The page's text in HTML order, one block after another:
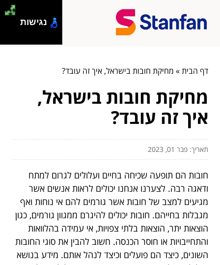
דף הבית» מחיקת חובות בישראל, איך זה עובד?
מחיקת חובות בישראל,
איך זה עובד?
תאריך: פבר 01, 2023
חובות הם תופעה שכיחה בחיים ועלולים לגרום למתח
ודאגה רבה. לצערנו אנחנו יכולים לראות אנשים אשר
מגיעים למצב של חובות אשר גורמים להם אי נוחות ואף
מגבלות בחייהם. חובות יכולים להיגרם ממגוון גורמים, כגון
הוצאות יתר, הוצאות בלתי צפויות, אי עמידה בהלוואות
והתחייבויות או חוסר הכנסה. חשוב להבין את סוגי החובות
השונים, כיצד הם פועלים וכיצד לנהל אותם. מידע בנושא
נגישות